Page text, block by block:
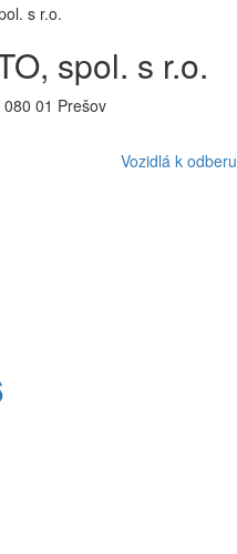
Vozidlá k odberu
spol. s r.o.
01 Prešov